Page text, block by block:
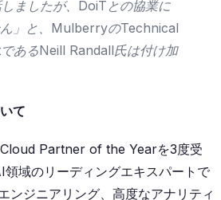
しましたが、DoiTとの協業に
」と、MulberryのTechnical
あるNeill Randall氏は付け加
て
Partner of the Yearを3度受
域のリーディングエキスパートで
ンジニアリング、高度なアナリティ